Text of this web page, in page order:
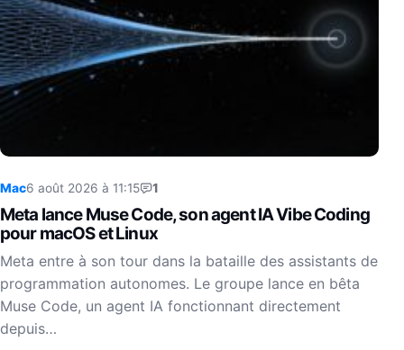
Mac6 août 2026 à 11:15 1
Meta lance Muse Code, son agent IA Vibe Coding
pour macOS et Linux
Meta entre à son tour dans la bataille des assistants de
programmation autonomes. Le groupe lance en bêta
Muse Code, un agent IA fonctionnant directement
depuis…